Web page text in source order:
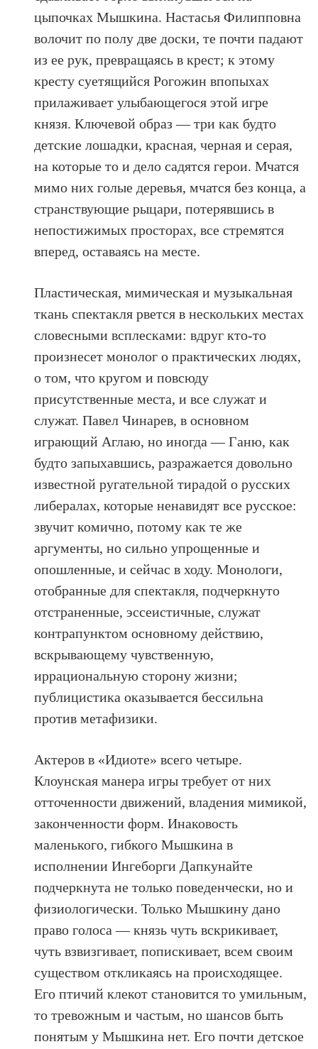
цыпочках Мышкина. Настасья Филипповна
волочит по полу две доски, те почти падают
из ее рук, превращаясь в крест; к этому
кресту суетящийся Рогожин впопыхах
прилаживает улыбающегося этой игре
князя. Ключевой образ — три как будто
детские лошадки, красная, черная и серая,
на которые то и дело садятся герои. Мчатся
мимо них голые деревья, мчатся без конца, а
странствующие рыцари, потерявшись в
непостижимых просторах, все стремятся
вперед, оставаясь на месте.
Пластическая, мимическая и музыкальная
ткань спектакля рвется в нескольких местах
словесными всплесками: вдруг кто-то
произнесет монолог о практических людях,
о том, что кругом и повсюду
присутственные места, и все служат и
служат. Павел Чинарев, в основном
играющий Аглаю, но иногда — Ганю, как
будто запыхавшись, разражается довольно
известной ругательной тирадой о русских
либералах, которые ненавидят все русское:
звучит комично, потому как те же
аргументы, но сильно упрощенные и
опошленные, и сейчас в ходу. Монологи,
отобранные для спектакля, подчеркнуто
отстраненные, эссеистичные, служат
контрапунктом основному действию,
вскрывающему чувственную,
иррациональную сторону жизни;
публицистика оказывается бессильна
против метафизики.
Актеров в «Идиоте» всего четыре.
Клоунская манера игры требует от них
отточенности движений, владения мимикой,
законченности форм. Инаковость
маленького, гибкого Мышкина в
исполнении Ингеборги Дапкунайте
подчеркнута не только поведенчески, но и
физиологически. Только Мышкину дано
право голоса — князь чуть вскрикивает,
чуть взвизгивает, попискивает, всем своим
существом откликаясь на происходящее.
Его птичий клекот становится то умильным,
то тревожным и частым, но шансов быть
понятым у Мышкина нет. Его почти детское